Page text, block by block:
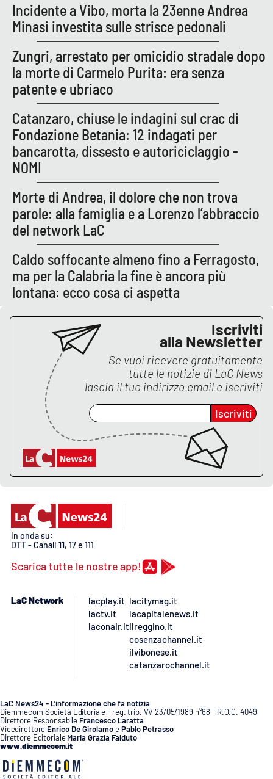
Incidente a Vibo, morta la 23enne Andrea
Minasi investita sulle strisce pedonali
Zungri, arrestato per omicidio stradale dopo
la morte di Carmelo Purita: era senza
patente e ubriaco
Catanzaro, chiuse le indagini sul crac di
Fondazione Betania: 12 indagati per
bancarotta, dissesto e autoriciclaggio -
NOMI
Morte di Andrea, il dolore che non trova
parole: alla famiglia e a Lorenzo l’abbraccio
del network LaC
Caldo soffocante almeno fino a Ferragosto,
ma per la Calabria la fine è ancora più
lontana: ecco cosa ci aspetta
Iscriviti
alla Newsletter
Se vuoi ricevere gratuitamente
tutte le notizie di LaC News
lascia il tuo indirizzo email e iscriviti
Iscriviti
In onda su:
DTT - Canali 11, 17 e 111
Scarica tutte le nostre app!
LaC Network
lacplay.it
lactv.it
laconair.it
lacitymag.it
lacapitalenews.it
ilreggino.it
cosenzachannel.it
ilvibonese.it
catanzarochannel.it
LaC News24 - L’informazione che fa notizia
Diemmecom Società Editoriale - reg. trib. VV 23/05/1989 n°68 - R.O.C. 4049
Direttore Responsabile Francesco Laratta
Vicedirettore Enrico De GirolamoePablo Petrasso
Direttore Editoriale Maria Grazia Falduto
www.diemmecom.it